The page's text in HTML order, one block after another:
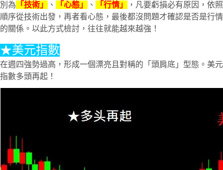
別為 「技術」 、 「心態」 、 「行情」
，凡要虧損必有原因，依照
順序從技術出發，再者看心態，最後都沒問題才確認是否是行情
的關係。以此方式檢討，往往就能越來越強！
★美元指數
在週四強勢過高，形成一個漂亮且對稱的「頭肩底」型態。美元
指數多頭再起！